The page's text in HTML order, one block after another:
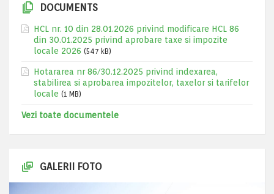
DOCUMENTS
HCL nr. 10 din 28.01.2026 privind modificare HCL 86
din 30.01.2025 privind aprobare taxe si impozite
locale 2026 (547 kB)
Hotararea nr 86/30.12.2025 privind indexarea,
stabilirea si aprobarea impozitelor, taxelor si tarifelor
locale (1 MB)
Vezi toate documentele
GALERII FOTO